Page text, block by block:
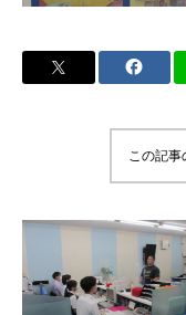
この記事